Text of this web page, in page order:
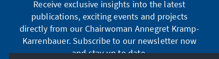
Receive exclusive insights into the latest
publications, exciting events and projects
directly from our Chairwoman Annegret Kramp-
Karrenbauer. Subscribe to our newsletter now
and stay up to date.